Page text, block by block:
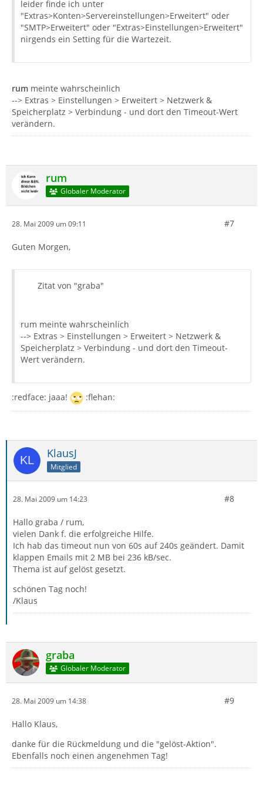
leider finde ich unter
"Extras>Konten>Servereinstellungen>Erweitert" oder
"SMTP>Erweitert" oder "Extras>Einstellungen>Erweitert"
nirgends ein Setting für die Wartezeit.
rum meinte wahrscheinlich
--> Extras > Einstellungen > Erweitert > Netzwerk &
Speicherplatz > Verbindung - und dort den Timeout-Wert
verändern.
rum
Globaler Moderator
28. Mai 2009 um 09:11 #7
Guten Morgen,
Zitat von "graba"
rum meinte wahrscheinlich
--> Extras > Einstellungen > Erweitert > Netzwerk &
Speicherplatz > Verbindung - und dort den Timeout-
Wert verändern.
:redface: jaaa! :flehan:
KlausJ
Mitglied
28. Mai 2009 um 14:23 #8
Hallo graba / rum,
vielen Dank f. die erfolgreiche Hilfe.
Ich hab das timeout nun von 60s auf 240s geändert. Damit
klappen Emails mit 2 MB bei 236 kB/sec.
Thema ist auf gelöst gesetzt.
schönen Tag noch!
/Klaus
graba
Globaler Moderator
28. Mai 2009 um 14:38 #9
Hallo Klaus,
danke für die Rückmeldung und die "gelöst-Aktion".
Ebenfalls noch einen angenehmen Tag!